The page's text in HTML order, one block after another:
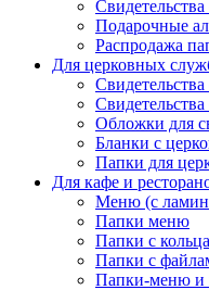
Подарочные
Распродажа
Для церковных
Обложки для
Бланки с
Папки для
Для кафе и
Меню (с
Папки меню
Папки с
Папки с
Папки-меню и